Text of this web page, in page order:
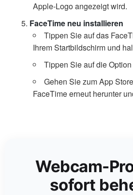
Apple-Logo angezeigt wird.
FaceTime neu installieren
Tippen Sie auf das
Ihrem Startbildschirm und
Tippen Sie auf die
Gehen Sie zum App
FaceTime erneut herunter
Webcam-
sofort